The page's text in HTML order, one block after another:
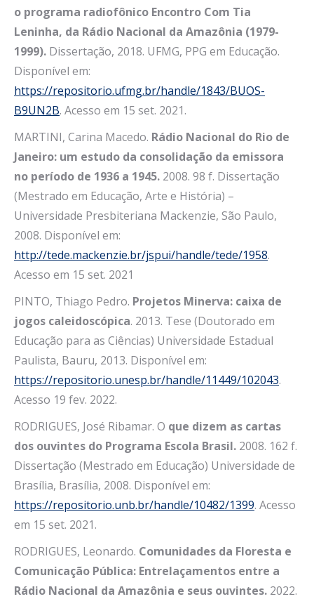
o programa radiofônico Encontro Com Tia
Leninha, da Rádio Nacional da Amazônia (1979-
1999). Dissertação, 2018. UFMG, PPG em Educação.
Disponível em:
https://repositorio.ufmg.br/handle/1843/BUOS-
B9UN2B. Acesso em 15 set. 2021.
MARTINI, Carina Macedo. Rádio Nacional do Rio de
Janeiro: um estudo da consolidação da emissora
no período de 1936 a 1945. 2008. 98 f. Dissertação
(Mestrado em Educação, Arte e História) –
Universidade Presbiteriana Mackenzie, São Paulo,
2008. Disponível em:
http://tede.mackenzie.br/jspui/handle/tede/1958.
Acesso em 15 set. 2021
PINTO, Thiago Pedro. Projetos Minerva: caixa de
jogos caleidoscópica. 2013. Tese (Doutorado em
Educação para as Ciências) Universidade Estadual
Paulista, Bauru, 2013. Disponível em:
https://repositorio.unesp.br/handle/11449/102043.
Acesso 19 fev. 2022.
RODRIGUES, José Ribamar. O que dizem as cartas
dos ouvintes do Programa Escola Brasil. 2008. 162 f.
Dissertação (Mestrado em Educação) Universidade de
Brasília, Brasília, 2008. Disponível em:
https://repositorio.unb.br/handle/10482/1399. Acesso
em 15 set. 2021.
RODRIGUES, Leonardo. Comunidades da Floresta e
Comunicação Pública: Entrelaçamentos entre a
Rádio Nacional da Amazônia e seus ouvintes. 2022.